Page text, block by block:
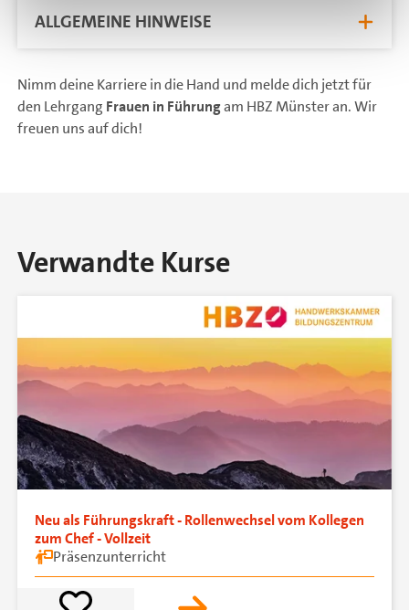
ALLGEMEINE HINWEISE
Nimm deine Karriere in die Hand und melde dich jetzt für
den Lehrgang Frauen in Führungam HBZ Münster an. Wir
freuen uns auf dich!
Verwandte Kurse
Neu als Führungskraft - Rollenwechsel vom Kollegen
zum Chef - Vollzeit
Präsenzunterricht